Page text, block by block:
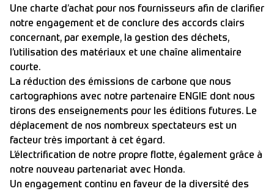
Une charte d’achat pour nos fournisseurs afin de clarifier
notre engagement et de conclure des accords clairs
concernant, par exemple, la gestion des déchets,
l’utilisation des matériaux et une chaîne alimentaire
courte.
La réduction des émissions de carbone que nous
cartographions avec notre partenaire ENGIE dont nous
tirons des enseignements pour les éditions futures. Le
déplacement de nos nombreux spectateurs est un
facteur très important à cet égard.
L’électrification de notre propre flotte, également grâce à
notre nouveau partenariat avec Honda.
Un engagement continu en faveur de la diversité des